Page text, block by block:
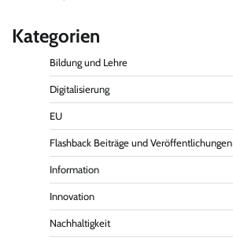
Kategorien
Bildung und Lehre
Digitalisierung
EU
Flashback Beiträge und Veröffentlichungen
Information
Innovation
Nachhaltigkeit